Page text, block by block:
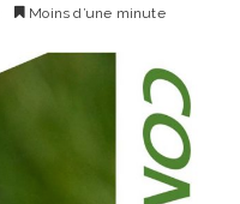
Moins d’une minute